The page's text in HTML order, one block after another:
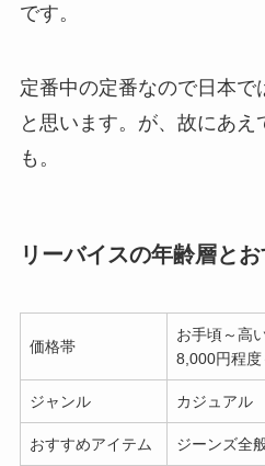
です。
定番中の定番なので日本で
と思います。が、故にあ
も。
リーバイスの年齢層と
価格帯
お手頃～高
8,000円程度
ジャンル カジュアル
おすすめアイテム ジーンズ全